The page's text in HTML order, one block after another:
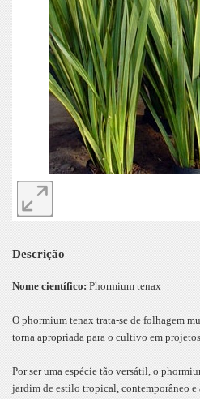
Descrição
Nome científico: Phormium tenax
O phormium tenax trata-se de folhagem
torna apropriada para o cultivo em
Por ser uma espécie tão versátil, o
jardim de estilo tropical, contemporâneo e